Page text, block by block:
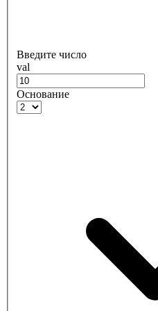
Введите число
val
Основание